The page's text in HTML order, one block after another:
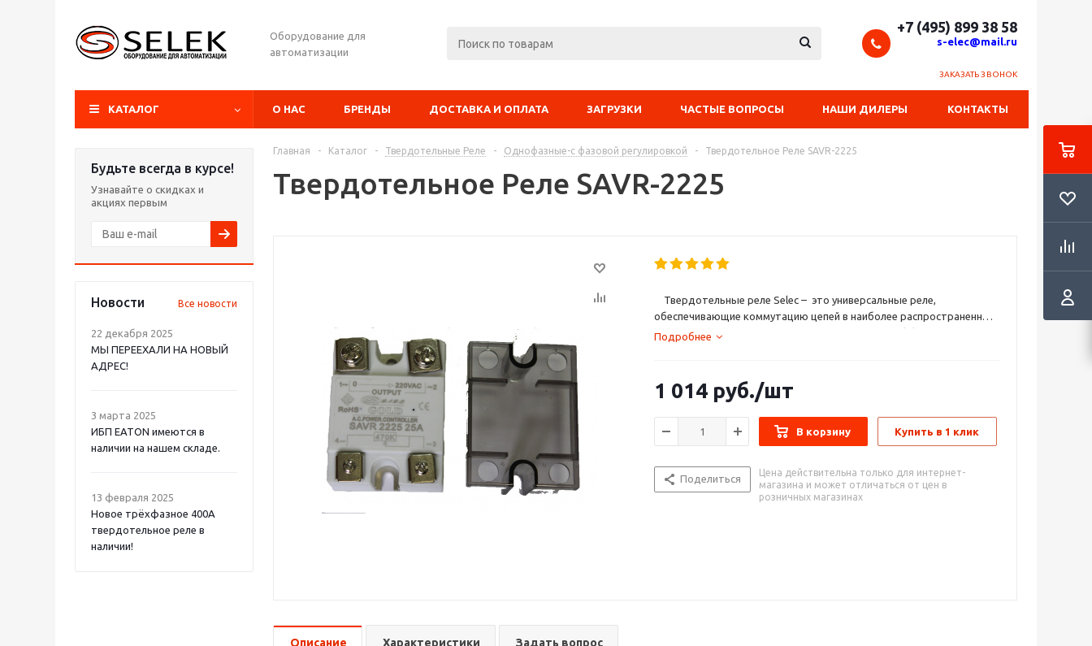
Оборудование для
автоматизации
+7 (495) 899 38 58
s-elec@mail.ru
ЗАКАЗАТЬ ЗВОНОК
КАТАЛОГ О НАС БРЕНДЫ ДОСТАВКА И ОПЛАТА ЗАГРУЗКИ ЧАСТЫЕ ВОПРОСЫ НАШИ ДИЛЕРЫ КОНТАКТЫ
Будьте всегда в курсе!
Узнавайте о скидках и
акциях первым
Новости Все новости
22 декабря 2025
МЫ ПЕРЕЕХАЛИ НА НОВЫЙ
АДРЕС!
3 марта 2025
ИБП EATON имеются в
наличии на нашем складе.
13 февраля 2025
Новое трёхфазное 400А
твердотельное реле в
наличии!
Главная - Каталог - Твердотельные Реле - Однофазные-с фазовой регулировкой - Твердотельное Реле SAVR-2225
Твердотельное Реле SAVR-2225
Твердотельные реле Selec – это универсальные реле,
обеспечивающие коммутацию цепей в наиболее распространенных
в промышленности диапазонах токов нагрузки резистивного или
применяется для подачи тока или разрыва цепи путем внешнего
управления (действием небольшого напряжения).
реагирующий на подачу управляющего сигнала. Кроме того, в
составе изделия имеется твердотельная электроника, в том числе
Устройство может устанавливаться в цепях переменного и
постоянного тока, часто применяется как обычное реле. Главная
SAV - В частности с помощью ТТР этих серий эффективно
Регулирование мощности ТЭНов;
Регулирование напряжения на лампах накаливания, например,
для корректировки необходимого уровня освещенности и т.п.
Подробнее
1 014 руб./шт
В корзину Купить в 1 клик
Поделиться
Цена действительна только для интернет-
магазина и может отличаться от цен в
розничных магазинах
Описание Характеристики Задать вопрос